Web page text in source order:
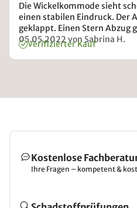
Die Wickelkommode sieht
einen stabilen Eindruck. Der
geklappt. Einen Stern Abzug
teilweise etwas fleckig war
vermute, dass das Öl nicht
aufgetragen wurde. Das
05.05.2022von Sabrina H.
Verifizierter Kauf
Kostenlose
Ihre Fragen – kompetent &